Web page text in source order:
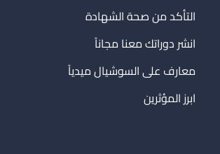
التأكد من صحة الشهادة
انشر دوراتك معنا مجاناً
معارف على السوشيال ميدياً
ابرز المؤثرين